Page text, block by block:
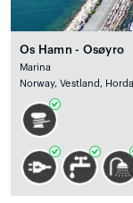
Os Hamn - Osøyro
Marina
Norway, Vestland,